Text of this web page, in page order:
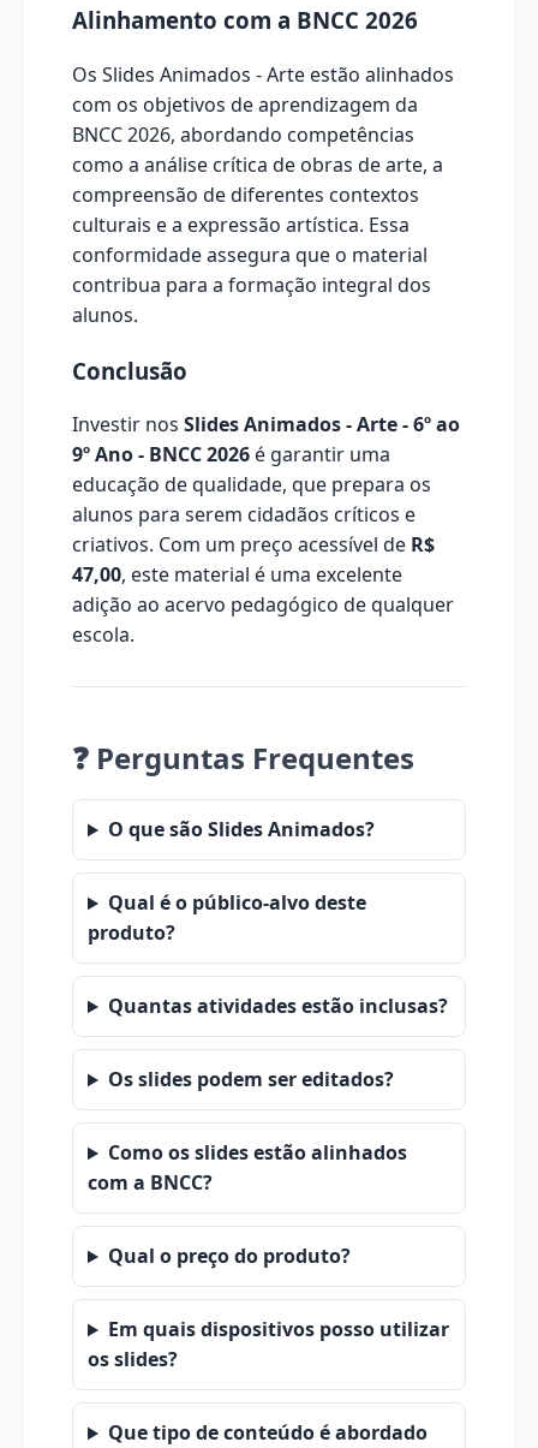
Alinhamento com a BNCC 2026
Os Slides Animados - Arte estão alinhados
com os objetivos de aprendizagem da
BNCC 2026, abordando competências
como a análise crítica de obras de arte, a
compreensão de diferentes contextos
culturais e a expressão artística. Essa
conformidade assegura que o material
contribua para a formação integral dos
alunos.
Conclusão
Investir nos Slides Animados - Arte - 6º ao
9º Ano - BNCC 2026 é garantir uma
educação de qualidade, que prepara os
alunos para serem cidadãos críticos e
criativos. Com um preço acessível de R$
47,00, este material é uma excelente
adição ao acervo pedagógico de qualquer
escola.
❓ Perguntas Frequentes
O que são Slides Animados?
Qual é o público-alvo deste
produto?
Quantas atividades estão inclusas?
Os slides podem ser editados?
Como os slides estão alinhados
com a BNCC?
Qual o preço do produto?
Em quais dispositivos posso utilizar
os slides?
Que tipo de conteúdo é abordado